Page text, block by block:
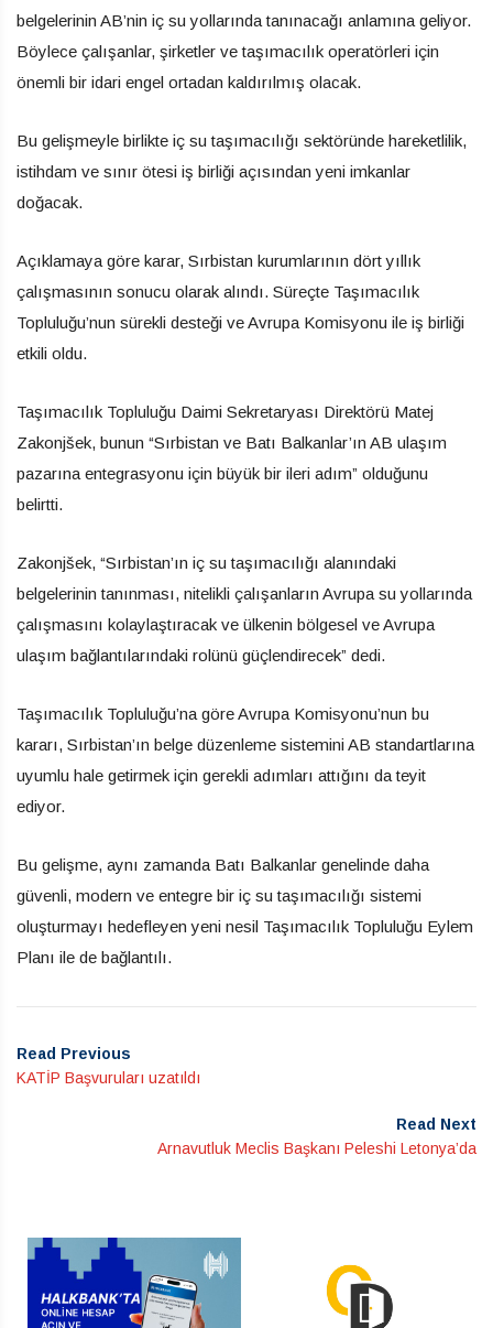
belgelerinin AB’nin iç su yollarında tanınacağı anlamına geliyor.
Böylece çalışanlar, şirketler ve taşımacılık operatörleri için
önemli bir idari engel ortadan kaldırılmış olacak.
Bu gelişmeyle birlikte iç su taşımacılığı sektöründe hareketlilik,
istihdam ve sınır ötesi iş birliği açısından yeni imkanlar
doğacak.
Açıklamaya göre karar, Sırbistan kurumlarının dört yıllık
çalışmasının sonucu olarak alındı. Süreçte Taşımacılık
Topluluğu’nun sürekli desteği ve Avrupa Komisyonu ile iş birliği
etkili oldu.
Taşımacılık Topluluğu Daimi Sekretaryası Direktörü Matej
Zakonjšek, bunun “Sırbistan ve Batı Balkanlar’ın AB ulaşım
pazarına entegrasyonu için büyük bir ileri adım” olduğunu
belirtti.
Zakonjšek, “Sırbistan’ın iç su taşımacılığı alanındaki
belgelerinin tanınması, nitelikli çalışanların Avrupa su yollarında
çalışmasını kolaylaştıracak ve ülkenin bölgesel ve Avrupa
ulaşım bağlantılarındaki rolünü güçlendirecek” dedi.
Taşımacılık Topluluğu’na göre Avrupa Komisyonu’nun bu
kararı, Sırbistan’ın belge düzenleme sistemini AB standartlarına
uyumlu hale getirmek için gerekli adımları attığını da teyit
ediyor.
Bu gelişme, aynı zamanda Batı Balkanlar genelinde daha
güvenli, modern ve entegre bir iç su taşımacılığı sistemi
oluşturmayı hedefleyen yeni nesil Taşımacılık Topluluğu Eylem
Planı ile de bağlantılı.
Read Previous
KATİP Başvuruları uzatıldı
Read Next
Arnavutluk Meclis Başkanı Peleshi Letonya’da